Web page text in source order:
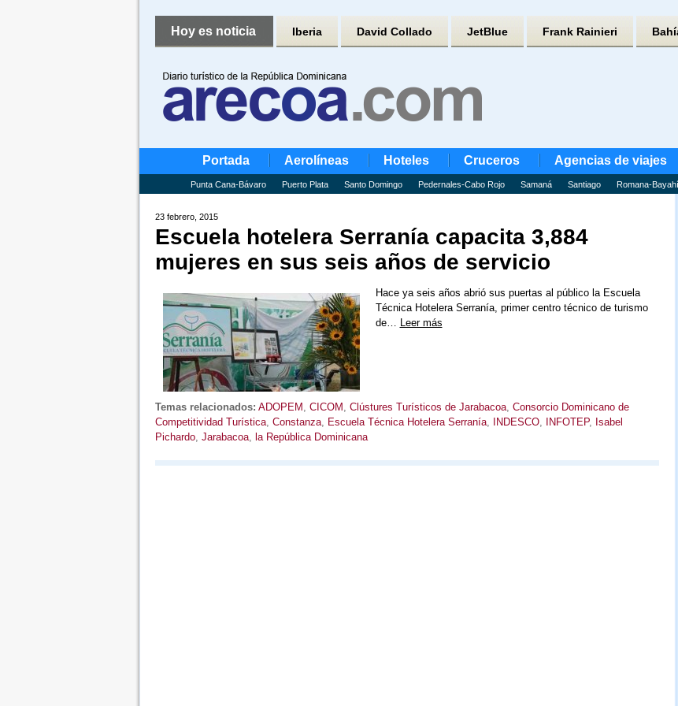
Hoy es noticia Iberia David Collado JetBlue Frank Rainieri
Portada Aerolíneas Hoteles Cruceros Agencias de viajes
Punta Cana-Bávaro Puerto Plata Santo Domingo Pedernales-Cabo Rojo Samaná Santiago Romana-
23 febrero, 2015
Escuela hotelera Serranía capacita 3,884
mujeres en sus seis años de servicio
Hace ya seis años abrió sus puertas al público la Escuela
Técnica Hotelera Serranía, primer centro técnico de turismo
de… Leer más
Temas relacionados: ADOPEM , CICOM , Clústures Turísticos de Jarabacoa, Consorcio Dominicano de
Competitividad Turística, Constanza, Escuela Técnica Hotelera Serranía, INDESCO, INFOTEP, Isabel
Pichardo, Jarabacoa, la República Dominicana